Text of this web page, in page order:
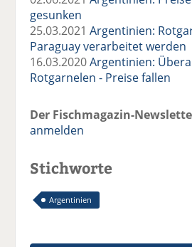
gesunken
25.03.2021Argentinien:
Paraguay verarbeitet werden
16.03.2020Argentinien:
Rotgarnelen - Preise fallen
Der Fischmagazin-
anmelden
Stichworte
Argentinien